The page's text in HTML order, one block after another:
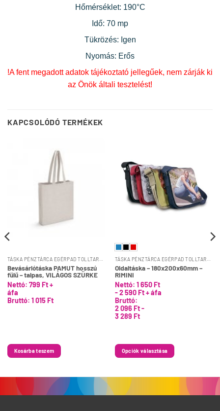
Hőmérséklet: 190°C
Idő: 70 mp
Tükrözés: Igen
Nyomás: Erős
!A fent megadott adatok tájékoztató jellegűek, nem zárják ki
az Önök általi tesztelést!
KAPCSOLÓDÓ TERMÉKEK
TÁSKA PÉNZTÁRCA EGÉRPAD TOLLTARTÓ
Bevásárlótáska PAMUT hosszú
fülű – talpas, VILÁGOS SZÜRKE
Nettó: 799 Ft+
áfa
Bruttó: 1 015Ft
Kosárba teszem
TÁSKA PÉNZTÁRCA EGÉRPAD TOLLTARTÓ
Oldaltáska – 180x200x60mm –
RIMINI
Nettó: 1 650Ft
-2 590Ft+ áfa
Bruttó:
2 096Ft-
3 289 Ft
Opciók választása
Ennek
a
terméknek
több
variációja
van.
A
változatok
választhatók
ki